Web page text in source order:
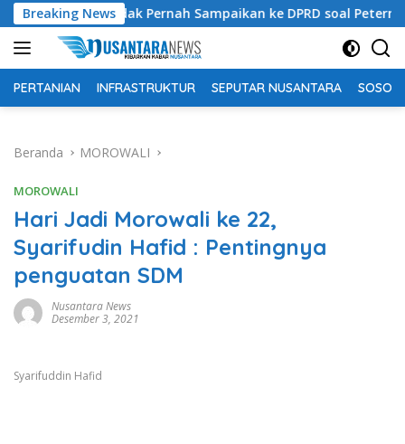
Langsung
ke
konten
Breaking News
Tidak Pernah Sampaikan ke DPRD soal Peternakan Sapi
PERTANIAN INFRASTRUKTUR SEPUTAR NUSANTARA SOSOK
Beranda MOROWALI
MOROWALI
Hari Jadi Morowali ke 22,
Syarifudin Hafid : Pentingnya
penguatan SDM
Nusantara News
Desember 3, 2021
Syarifuddin Hafid